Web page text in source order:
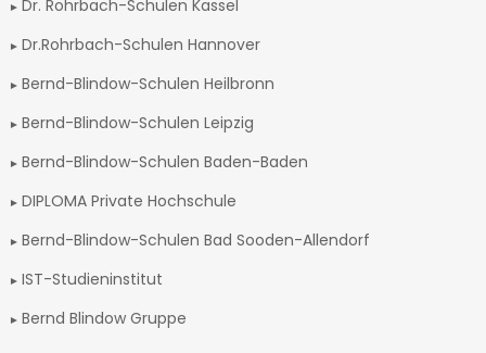
Dr. Rohrbach-Schulen Kassel
Dr.Rohrbach-Schulen Hannover
Bernd-Blindow-Schulen Heilbronn
Bernd-Blindow-Schulen Leipzig
Bernd-Blindow-Schulen Baden-Baden
DIPLOMA Private Hochschule
Bernd-Blindow-Schulen Bad Sooden-Allendorf
IST-Studieninstitut
Bernd Blindow Gruppe